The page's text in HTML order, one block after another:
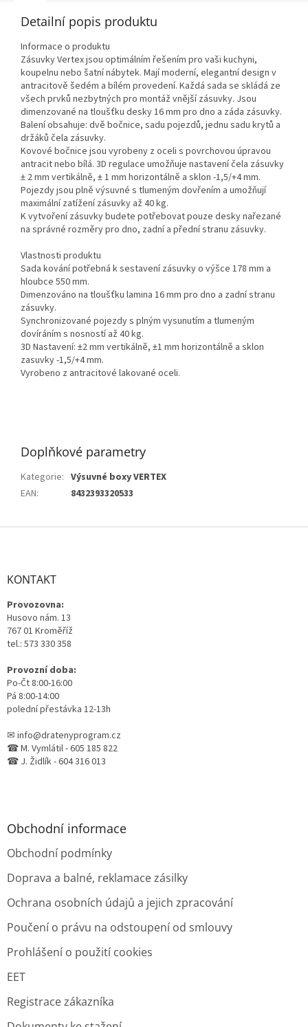
Detailní popis produktu
Informace o produktu
Zásuvky Vertex jsou optimálním řešením pro vaši kuchyni,
koupelnu nebo šatní nábytek. Mají moderní, elegantní design v
antracitově šedém a bílém provedení. Každá sada se skládá ze
všech prvků nezbytných pro montáž vnější zásuvky. Jsou
dimenzované na tloušťku desky 16 mm pro dno a záda zásuvky.
Balení obsahuje: dvě bočnice, sadu pojezdů, jednu sadu krytů a
držáků čela zásuvky.
Kovové bočnice jsou vyrobeny z oceli s povrchovou úpravou
antracit nebo bílá. 3D regulace umožňuje nastavení čela zásuvky
± 2 mm vertikálně, ± 1 mm horizontálně a sklon -1,5/+4 mm.
Pojezdy jsou plně výsuvné s tlumeným dovřením a umožňují
maximální zatížení zásuvky až 40 kg.
K vytvoření zásuvky budete potřebovat pouze desky nařezané
na správné rozměry pro dno, zadní a přední stranu zásuvky.
Vlastnosti produktu
Sada kování potřebná k sestavení zásuvky o výšce 178 mm a
hloubce 550 mm.
Dimenzováno na tloušťku lamina 16 mm pro dno a zadní stranu
zásuvky.
Synchronizované pojezdy s plným vysunutím a tlumeným
dovíráním s nosností až 40 kg.
3D Nastavení: ±2 mm vertikálně, ±1 mm horizontálně a sklon
zasuvky -1,5/+4 mm.
Vyrobeno z antracitové lakované oceli.
Doplňkové parametry
Kategorie: Výsuvné boxy VERTEX
EAN: 8432393320533
Z
KONTAKT
Provozovna:
Husovo nám. 13
767 01 Kroměříž
tel.: 573 330 358
Provozní doba:
Po-Čt 8:00-16:00
Pá 8:00-14:00
polední přestávka 12-13h
✉ info@dratenyprogram.cz
☎ M. Vymlátil - 605 185 822
☎ J. Židlík - 604 316 013
Obchodní informace
Obchodní podmínky
Doprava a balné, reklamace zásilky
Ochrana osobních údajů a jejich zpracování
Poučení o právu na odstoupení od smlouvy
Prohlášení o použití cookies
EET
Registrace zákazníka